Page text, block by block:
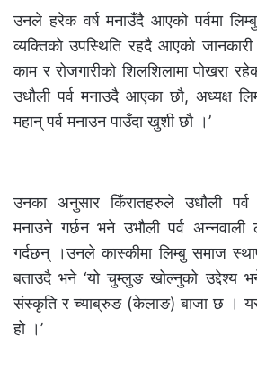
उनले हरेक वर्ष मनाउँदै आएको पर्वमा
व्यक्तिको उपस्थिति रहदै आएको
काम र रोजगारीको शिलशिलामा पोखरा
उधौली पर्व मनाउदै आएका छौ, अध्यक्ष
महान् पर्व मनाउन पाउँदा खुशी छौ ।’
उनका अनुसार किँरातहरुले उधौली पर्व
मनाउने गर्छन भने उभौली पर्व
गर्दछन् ।उनले कास्कीमा लिम्बु समाज
बताउदै भने ‘यो चुम्लुङ खोल्नुको उद्देश्य
संस्कृति र च्याब्रुङ (केलाङ) बाजा छ ।
हो ।’